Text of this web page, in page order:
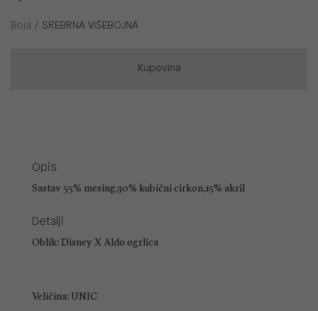
Boja / SREBRNA VIŠEBOJNA
Kupovina
Opis
Sastav 55% mesing,30% kubični cirkon,15% akril
Detalji
Oblik: Disney X Aldo ogrlica
Veličina: UNIC